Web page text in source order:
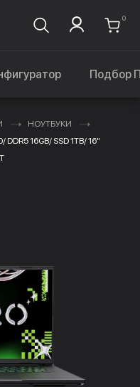
0
Подбор
НОУТБУКИ
DDR5 16GB/ SSD 1TB/ 16"